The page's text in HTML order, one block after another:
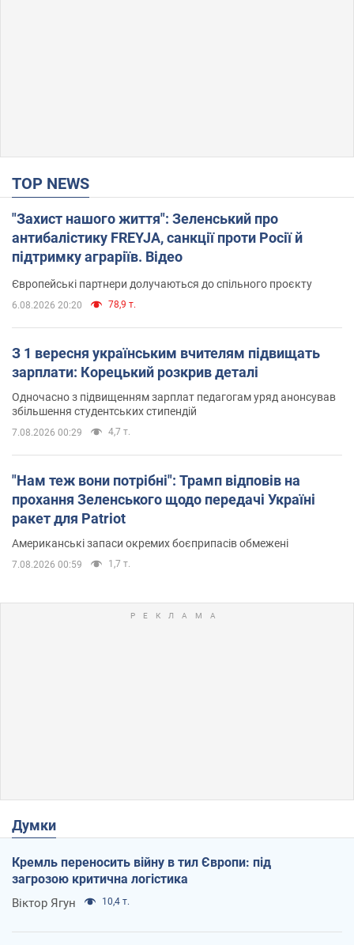
TOP NEWS
"Захист нашого життя": Зеленський про
антибалістику FREYJA, санкції проти Росії й
підтримку аграріїв. Відео
Європейські партнери долучаються до спільного проєкту
6.08.2026 20:20 78,9 т.
З 1 вересня українським вчителям підвищать
зарплати: Корецький розкрив деталі
Одночасно з підвищенням зарплат педагогам уряд анонсував
збільшення студентських стипендій
7.08.2026 00:29 4,7 т.
"Нам теж вони потрібні": Трамп відповів на
прохання Зеленського щодо передачі Україні
ракет для Patriot
Американські запаси окремих боєприпасів обмежені
7.08.2026 00:59 1,7 т.
Думки
Кремль переносить війну в тил Європи: під
загрозою критична логістика
Віктор Ягун 10,4 т.